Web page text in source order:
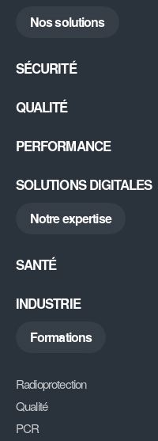
Nos solutions
SÉCURITÉ
Radioprotection & Contrôles
Sécurité IRM
Radon
QUALITÉ
Certifications / Labellisation
PERFORMANCE
Excellence Opérationnelle
SOLUTIONS DIGITALES
ABGX
DiAG
Notre expertise
SANTÉ
Découvrir
INDUSTRIE
Découvrir
Formations
Radioprotection
Qualité
PCR